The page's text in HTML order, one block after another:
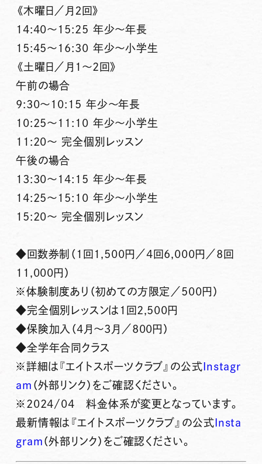
《木曜日／月２回》
14:40〜15:25 年少～年長
15:45〜16:30 年少～小学生
《土曜日／月1～2回》
午前の場合
9:30〜10:15 年少～年長
10:25〜11:10 年少～小学生
11:20～ 完全個別レッスン
午後の場合
13:30〜14:15 年少～年長
14:25〜15:10 年少～小学生
15:20～ 完全個別レッスン
◆回数券制（1回1,500円／4回6,000円／8回
11,000円）
※体験制度あり（初めての方限定／500円）
◆完全個別レッスンは1回2,500円
◆保険加入（4月～3月／800円）
◆全学年合同クラス
※詳細は『エイトスポーツクラブ』の公式 Instagr
am （外部リンク）をご確認ください。
※2024/04 料金体系が変更となっています。
最新情報は『エイトスポーツクラブ』の公式 Insta
gram （外部リンク）をご確認ください。